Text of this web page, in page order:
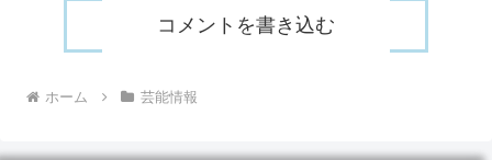
コメントを書き込む
ホーム 芸能情報